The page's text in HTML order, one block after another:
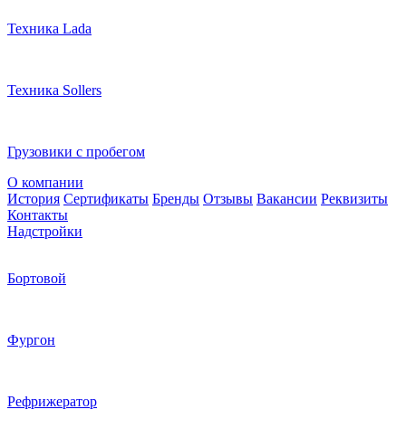
Техника Lada
Техника Sollers
Грузовики с пробегом
О компании
История Сертификаты Бренды Отзывы Вакансии Реквизиты
Контакты
Надстройки
Бортовой
Фургон
Рефрижератор